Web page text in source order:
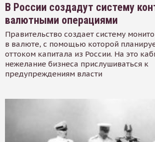
В России создадут систему
валютными операциями
Правительство создает систему
в валюте, с помощью которой
оттоком капитала из России. На это
нежелание бизнеса прислушиваться к
предупреждениям власти